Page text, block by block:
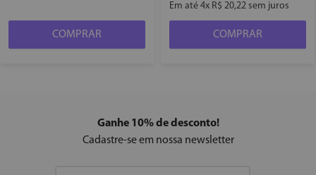
COMPRAR
Em até4x R$ 20,22 sem juros
COMPRAR
Ganhe 10% de desconto!
Cadastre-se em nossa newsletter